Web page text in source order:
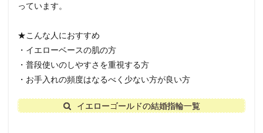
っています。
★こんな人におすすめ
・イエローベースの肌の方
・普段使いのしやすさを重視する方
・お手入れの頻度はなるべく少ない方が良い方
イエローゴールドの結婚指輪一覧